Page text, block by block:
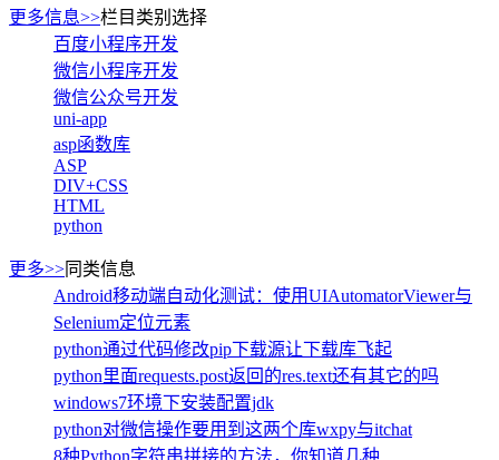
更多信息>>栏目类别选择
百度小程序开发
微信小程序开发
微信公众号开发
uni-app
asp函数库
ASP
DIV+CSS
HTML
python
更多>>同类信息
Android移动端自动化测试：使用UIAutomatorViewer与
Selenium定位元素
python通过代码修改pip下载源让下载库飞起
python里面requests.post返回的res.text还有其它的吗
windows7环境下安装配置jdk
python对微信操作要用到这两个库wxpy与itchat
8种Python字符串拼接的方法，你知道几种